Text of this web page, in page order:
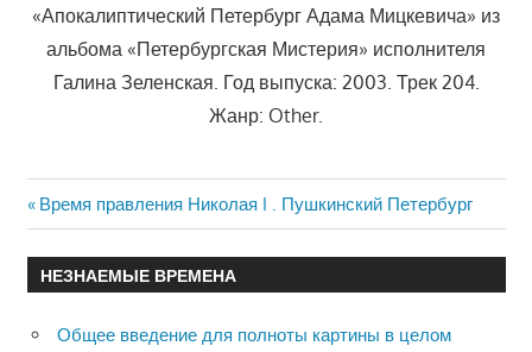
«Апокалиптический Петербург Адама Мицкевича» из
альбома «Петербургская Мистерия» исполнителя
Галина Зеленская. Год выпуска: 2003. Трек 204.
Жанр: Other.
Навигация
по
записям
Previous
Post:
Время правления Николая I . Пушкинский Петербург
НЕЗНАЕМЫЕ ВРЕМЕНА
Общее введение для полноты картины в целом